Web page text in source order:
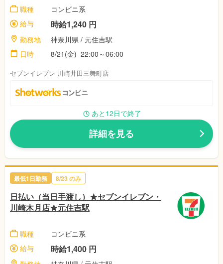
職種
コンビニ系
給与
時給1,240 円
勤務地
神奈川県 / 元住吉駅
日時
8/21(金) 22:00～06:00
セブンイレブン 川崎井田三舞町店
あと12日で終了
詳細を見る
最低1日勤務 8/23 のみ
日払い（当日手渡し）★セブンイレブン・
川崎木月店★元住吉駅
職種
コンビニ系
給与
時給1,400 円